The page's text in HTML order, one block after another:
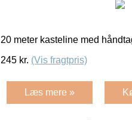
20 meter kasteline med
245 kr. (Vis fragtpris)
Læs mere »